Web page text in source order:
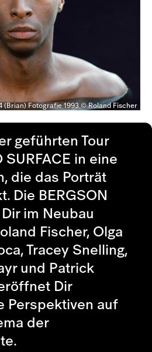
(Brian) Fotografie 1993 © Roland Fischer
geführten Tour
SURFACE in eine
die das Porträt
Die BERGSON
im Neubau
Fischer, Olga
Tracey Snelling,
und Patrick
Dir
Perspektiven auf
der